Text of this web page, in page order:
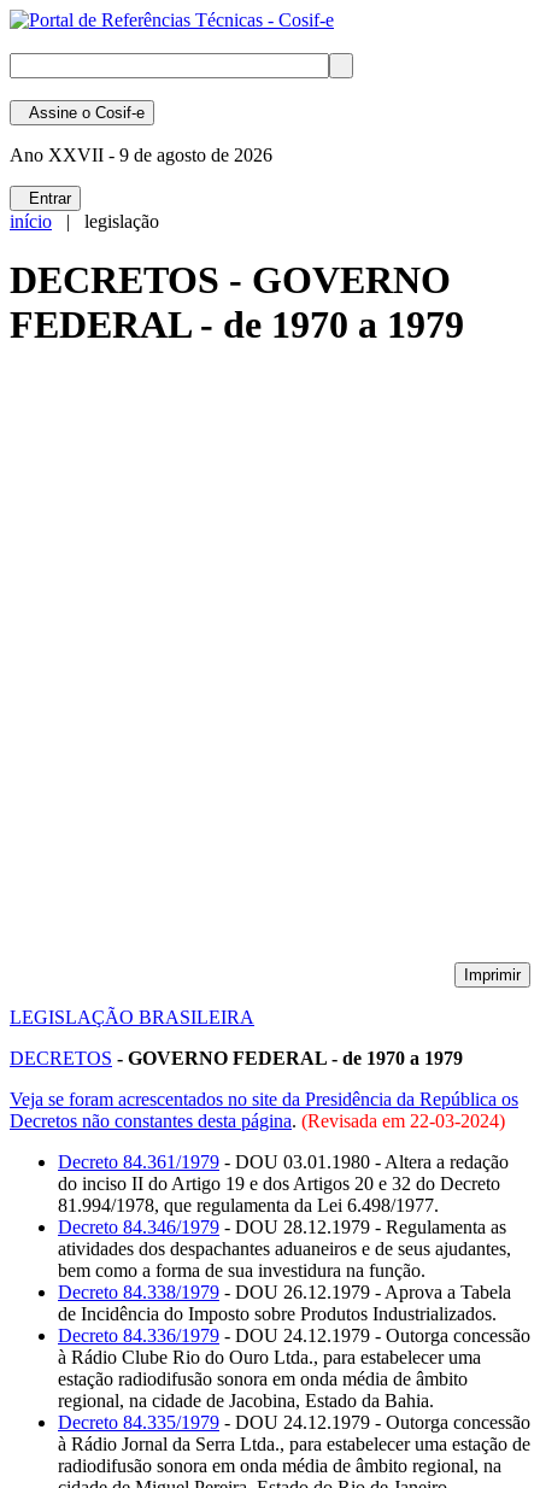
Assine o Cosif-e
Ano XXVII - 9 de agosto de 2026
Entrar
início | legislação
DECRETOS - GOVERNO
FEDERAL - de 1970 a 1979
Imprimir
LEGISLAÇÃO BRASILEIRA
DECRETOS - GOVERNO FEDERAL - de 1970 a 1979
Veja se foram acrescentados no site da Presidência da República os
Decretos não constantes desta página. (Revisada em 22-03-2024)
Decreto 84.361/1979 - DOU 03.01.1980 - Altera a redação
do inciso II do Artigo 19 e dos Artigos 20 e 32 do Decreto
81.994/1978, que regulamenta da Lei 6.498/1977.
Decreto 84.346/1979 - DOU 28.12.1979 - Regulamenta as
atividades dos despachantes aduaneiros e de seus ajudantes,
bem como a forma de sua investidura na função.
Decreto 84.338/1979 - DOU 26.12.1979 - Aprova a Tabela
de Incidência do Imposto sobre Produtos Industrializados.
Decreto 84.336/1979 - DOU 24.12.1979 - Outorga concessão
à Rádio Clube Rio do Ouro Ltda., para estabelecer uma
estação radiodifusão sonora em onda média de âmbito
regional, na cidade de Jacobina, Estado da Bahia.
Decreto 84.335/1979 - DOU 24.12.1979 - Outorga concessão
à Rádio Jornal da Serra Ltda., para estabelecer uma estação de
radiodifusão sonora em onda média de âmbito regional, na